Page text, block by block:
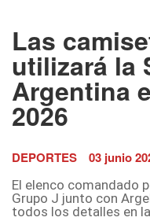
Las
utilizará la
Argentina
2026
DEPORTES 03 junio
El elenco comandado
Grupo J junto con
todos los detalles en